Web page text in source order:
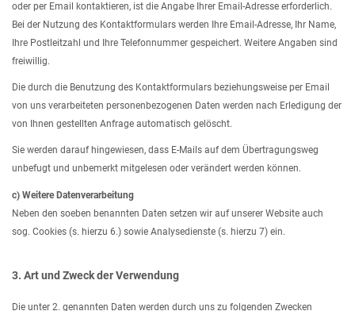
oder per Email kontaktieren, ist die Angabe Ihrer Email-Adresse erforderlich.
Bei der Nutzung des Kontaktformulars werden Ihre Email-Adresse, Ihr Name,
Ihre Postleitzahl und Ihre Telefonnummer gespeichert. Weitere Angaben sind
freiwillig.
Die durch die Benutzung des Kontaktformulars beziehungsweise per Email
von uns verarbeiteten personenbezogenen Daten werden nach Erledigung der
von Ihnen gestellten Anfrage automatisch gelöscht.
Sie werden darauf hingewiesen, dass E-Mails auf dem Übertragungsweg
unbefugt und unbemerkt mitgelesen oder verändert werden können.
c) Weitere Datenverarbeitung
Neben den soeben benannten Daten setzen wir auf unserer Website auch
sog. Cookies (s. hierzu 6.) sowie Analysedienste (s. hierzu 7) ein.
3. Art und Zweck der Verwendung
Die unter 2. genannten Daten werden durch uns zu folgenden Zwecken